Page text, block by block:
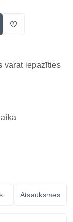
varat iepazīties
Atsauksmes